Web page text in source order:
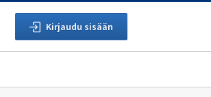
Kirjaudu sisään